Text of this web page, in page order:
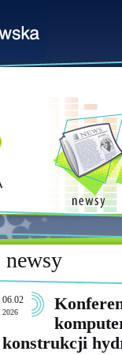
newsy
06.02
2026
konstrukcji